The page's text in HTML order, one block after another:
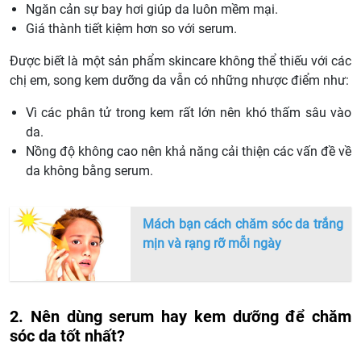
Ngăn cản sự bay hơi giúp da luôn mềm mại.
Giá thành tiết kiệm hơn so với serum.
Được biết là một sản phẩm skincare không thể thiếu với các
chị em, song kem dưỡng da vẫn có những nhược điểm như:
Vì các phân tử trong kem rất lớn nên khó thấm sâu vào
da.
Nồng độ không cao nên khả năng cải thiện các vấn đề về
da không bằng serum.
Mách bạn cách chăm sóc da trắng
mịn và rạng rỡ mỗi ngày
2. Nên dùng serum hay kem dưỡng để chăm
sóc da tốt nhất?